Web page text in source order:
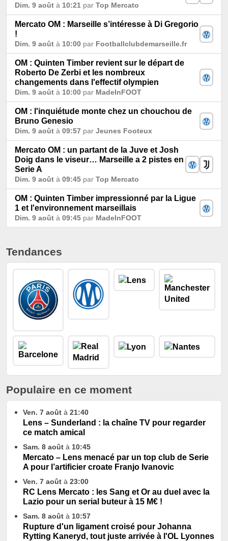
Dim. 9 août à 10:21 par Top Mercato
Mercato OM : Marseille s’intéresse à Di Gregorio
!
Dim. 9 août à 10:00 par Footballclubdemarseille.fr
OM : Quinten Timber revient sur le départ de
Roberto De Zerbi et les nombreux
changements dans l'effectif olympien
Dim. 9 août à 10:00 par MadeInFOOT
OM : l'inquiétude monte chez un chouchou de
Bruno Genesio
Dim. 9 août à 09:57 par Jeunes Footeux
Mercato OM : un partant de la Juve et Josh
Doig dans le viseur… Marseille a 2 pistes en
Serie A
Dim. 9 août à 09:45 par Top Mercato
OM : Quinten Timber impressionné par la Ligue
1 et l'environnement marseillais
Dim. 9 août à 09:45 par MadeInFOOT
Tendances
Populaire en ce moment
Ven. 7 août à 21:40
Lens – Sunderland : la chaîne TV pour regarder
ce match amical
Sam. 8 août à 10:45
Mercato – Lens menacé par un top club de Serie
A pour l’artificier croate Franjo Ivanovic
Ven. 7 août à 23:00
RC Lens Mercato : les Sang et Or au duel avec la
Lazio pour un serial buteur à 15 M€ !
Sam. 8 août à 10:57
Rupture d'un ligament croisé pour Johanna
Rytting Kaneryd, tout juste arrivée à l'OL Lyonnes